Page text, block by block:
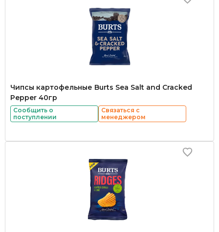
Чипсы картофельные Burts Sea Salt and Cracked
Pepper 40гр
Сообщить о
поступлении
Связаться с
менеджером